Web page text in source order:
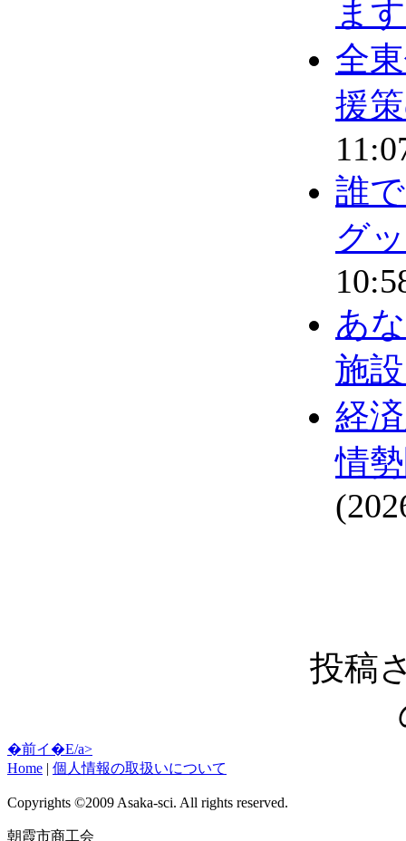
ま
全
援
誰
グ
あ
施
経
情
投稿
�前イ�E/a>
Home | 個人情報の取扱いについて
Copyrights ©2009 Asaka-sci. All rights reserved.
朝霞市商工会